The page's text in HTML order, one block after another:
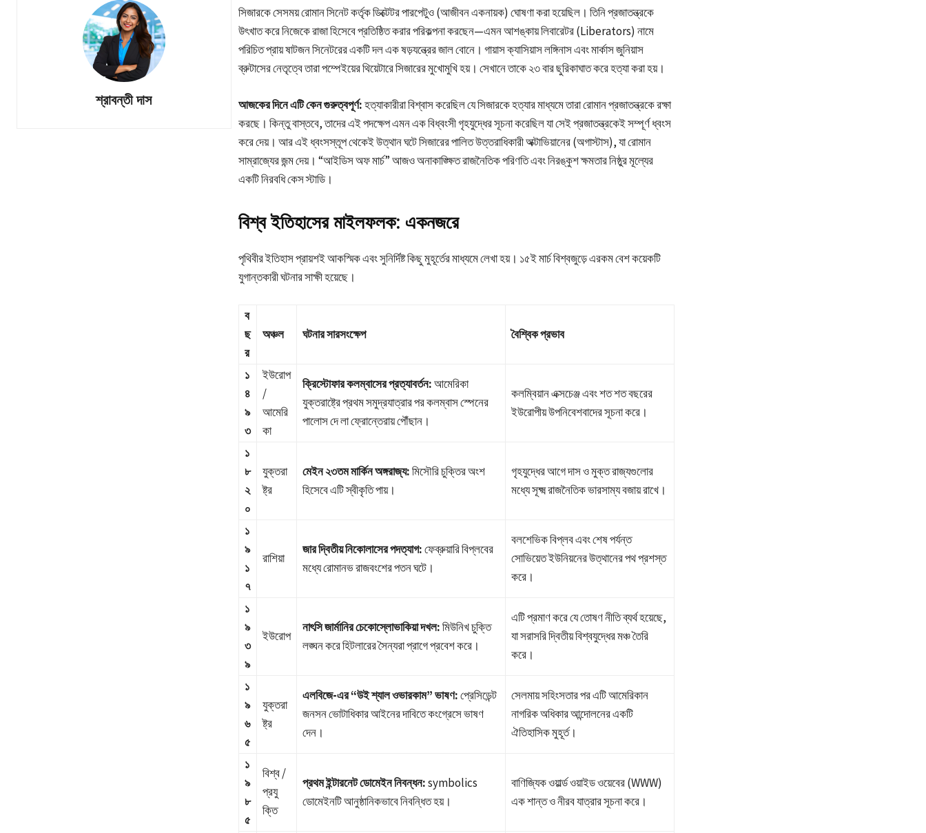
শ্রাবন্তী দাস
সিজারকে সেসময় রোমান সিনেট কর্তৃক ডিক্টেটর পারপেটুও (আজীবন একনায়ক) ঘোষণা করা হয়েছিল। তিনি প্রজাতন্ত্রকে
উৎখাত করে নিজেকে রাজা হিসেবে প্রতিষ্ঠিত করার পরিকল্পনা করছেন—এমন আশঙ্কায় লিবারেটর (Liberators) নামে
পরিচিত প্রায় ষাটজন সিনেটরের একটি দল এক ষড়যন্ত্রের জাল বোনে। গায়াস ক্যাসিয়াস লঙ্গিনাস এবং মার্কাস জুনিয়াস
ব্রুটাসের নেতৃত্বে তারা পম্পেইয়ের থিয়েটারে সিজারের মুখোমুখি হয়। সেখানে তাকে ২৩ বার ছুরিকাঘাত করে হত্যা করা হয়।
আজকের দিনে এটি কেন গুরুত্বপূর্ণ:হত্যাকারীরা বিশ্বাস করেছিল যে সিজারকে হত্যার মাধ্যমে তারা রোমান প্রজাতন্ত্রকে রক্ষা
করছে। কিন্তু বাস্তবে, তাদের এই পদক্ষেপ এমন এক বিধ্বংসী গৃহযুদ্ধের সূচনা করেছিল যা সেই প্রজাতন্ত্রকেই সম্পূর্ণ ধ্বংস
করে দেয়। আর এই ধ্বংসস্তূপ থেকেই উত্থান ঘটে সিজারের পালিত উত্তরাধিকারী অক্টাভিয়ানের (অগাস্টাস), যা রোমান
সাম্রাজ্যের জন্ম দেয়। “আইডিস অফ মার্চ” আজও অনাকাঙ্ক্ষিত রাজনৈতিক পরিণতি এবং নিরঙ্কুশ ক্ষমতার নিষ্ঠুর মূল্যের
একটি নিরবধি কেস স্টাডি।
বিশ্ব ইতিহাসের মাইলফলক: একনজরে
পৃথিবীর ইতিহাস প্রায়শই আকস্মিক এবং সুনির্দিষ্ট কিছু মুহূর্তের মাধ্যমে লেখা হয়। ১৫ই মার্চ বিশ্বজুড়ে এরকম বেশ কয়েকটি
যুগান্তকারী ঘটনার সাক্ষী হয়েছে।
ব
ছ
র
অঞ্চল ঘটনার সারসংক্ষেপ বৈশ্বিক প্রভাব
১
৪
৯
৩
ইউরোপ
/
আমেরি
কা
ক্রিস্টোফার কলম্বাসের প্রত্যাবর্তন:আমেরিকা
যুক্তরাষ্ট্রে প্রথম সমুদ্রযাত্রার পর কলম্বাস স্পেনের
পালোস দে লা ফ্রোন্তেরায় পৌঁছান।
কলম্বিয়ান এক্সচেঞ্জ এবং শত শত বছরের
ইউরোপীয় উপনিবেশবাদের সূচনা করে।
১
৮
২
০
যুক্তরা
ষ্ট্র
মেইন ২৩তম মার্কিন অঙ্গরাজ্য:মিসৌরি চুক্তির অংশ
হিসেবে এটি স্বীকৃতি পায়।
গৃহযুদ্ধের আগে দাস ও মুক্ত রাজ্যগুলোর
মধ্যে সূক্ষ্ম রাজনৈতিক ভারসাম্য বজায় রাখে।
১
৯
১
৭
রাশিয়া
জার দ্বিতীয় নিকোলাসের পদত্যাগ:ফেব্রুয়ারি বিপ্লবের
মধ্যে রোমানভ রাজবংশের পতন ঘটে।
বলশেভিক বিপ্লব এবং শেষ পর্যন্ত
সোভিয়েত ইউনিয়নের উত্থানের পথ প্রশস্ত
করে।
১
৯
৩
৯
ইউরোপ
নাৎসি জার্মানির চেকোস্লোভাকিয়া দখল:মিউনিখ চুক্তি
লঙ্ঘন করে হিটলারের সৈন্যরা প্রাগে প্রবেশ করে।
এটি প্রমাণ করে যে তোষণ নীতি ব্যর্থ হয়েছে,
যা সরাসরি দ্বিতীয় বিশ্বযুদ্ধের মঞ্চ তৈরি
করে।
১
৯
৬
৫
যুক্তরা
ষ্ট্র
এলবিজে-এর “উই শ্যাল ওভারকাম” ভাষণ:প্রেসিডেন্ট
জনসন ভোটাধিকার আইনের দাবিতে কংগ্রেসে ভাষণ
দেন।
সেলমায় সহিংসতার পর এটি আমেরিকান
নাগরিক অধিকার আন্দোলনের একটি
ঐতিহাসিক মুহূর্ত।
১
৯
৮
৫
বিশ্ব /
প্রযু
ক্তি
প্রথম ইন্টারনেট ডোমেইন নিবন্ধন:symbolics
ডোমেইনটি আনুষ্ঠানিকভাবে নিবন্ধিত হয়।
বাণিজ্যিক ওয়ার্ল্ড ওয়াইড ওয়েবের (WWW)
এক শান্ত ও নীরব যাত্রার সূচনা করে।